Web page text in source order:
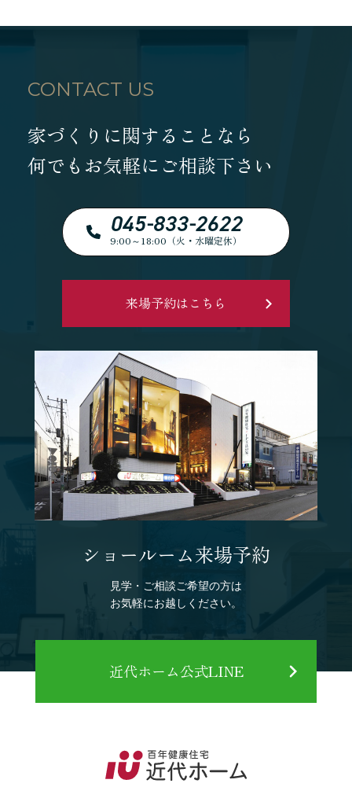
CONTACT US
家づくりに関することなら
何でもお気軽にご相談下さい
045-833-2622
9:00～18:00（火・水曜定休）
来場予約はこちら
ショールーム来場予約
見学・ご相談ご希望の方は
お気軽にお越しください。
近代ホーム公式LINE